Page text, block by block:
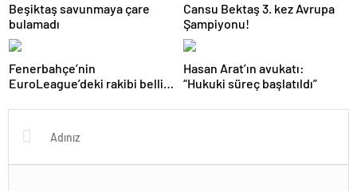
Beşiktaş savunmaya çare
bulamadı
Cansu Bektaş 3. kez Avrupa
Şampiyonu!
Fenerbahçe’nin
EuroLeague’deki rakibi belli
Hasan Arat’ın avukatı:
“Hukuki süreç başlatıldı”